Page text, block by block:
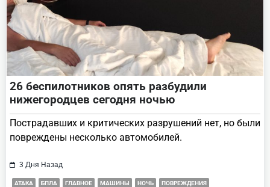
26 беспилотников опять разбудили
нижегородцев сегодня ночью
Пострадавших и критических разрушений нет, но были
повреждены несколько автомобилей.
3 Дня Назад
АТАКА БПЛА ГЛАВНОЕ МАШИНЫ НОЧЬ ПОВРЕЖДЕНИЯ